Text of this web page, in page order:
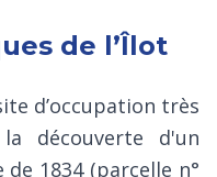
de l’Îlot
d’occupation très
découverte d'un
1834 (parcelle n°